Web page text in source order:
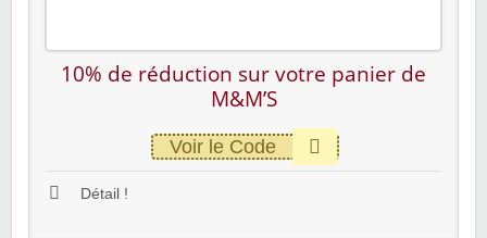
10% de réduction sur votre panier de
M&M’S
Voir le Code
Détail !